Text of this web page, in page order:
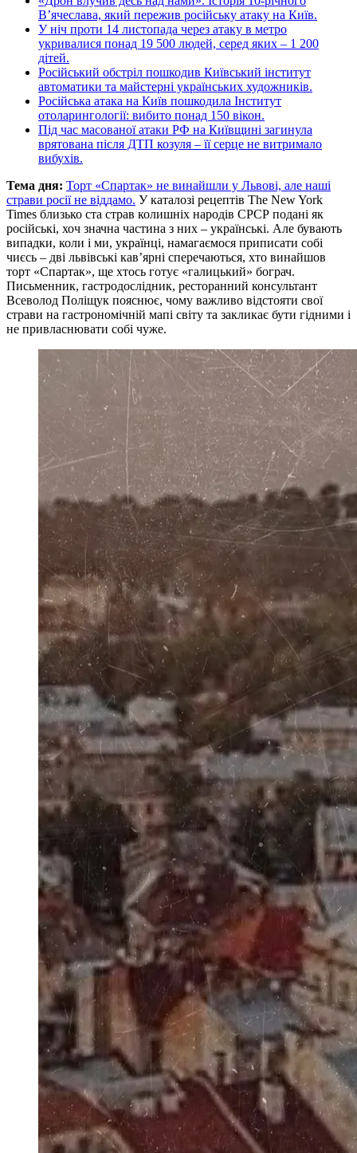
В’ячеслава, який пережив російську атаку на Київ.
У ніч проти 14 листопада через атаку в метро
укривалися понад 19 500 людей, серед яких – 1 200
дітей.
Російський обстріл пошкодив Київський інститут
автоматики та майстерні українських художників.
Російська атака на Київ пошкодила Інститут
отоларингології: вибито понад 150 вікон.
Під час масованої атаки РФ на Київщині загинула
врятована після ДТП козуля – її серце не витримало
вибухів.
Тема дня: Торт «Спартак» не винайшли у Львові, але наші
страви росії не віддамо. У каталозі рецептів The New York
Times близько ста страв колишніх народів СРСР подані як
російські, хоч значна частина з них – українські. Але бувають
випадки, коли і ми, українці, намагаємося приписати собі
чиєсь – дві львівські кав’ярні сперечаються, хто винайшов
торт «Спартак», ще хтось готує «галицький» бограч.
Письменник, гастродослідник, ресторанний консультант
Всеволод Поліщук пояснює, чому важливо відстояти свої
страви на гастрономічній мапі світу та закликає бути гідними і
не привласнювати собі чуже.